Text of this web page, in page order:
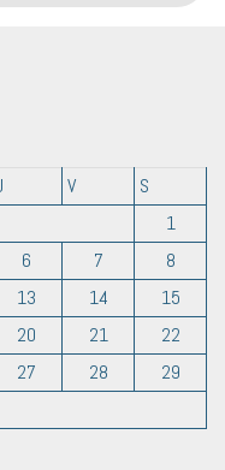
V
S
1
6 7
8
13 14
15
20 21
22
27 28
29